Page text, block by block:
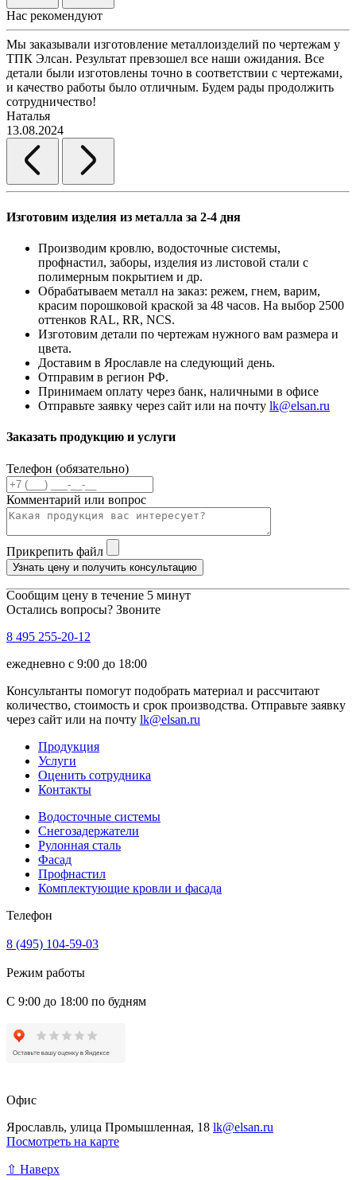
Нас рекомендуют
Мы заказывали изготовление металлоизделий по чертежам у
ТПК Элсан. Результат превзошел все наши ожидания. Все
детали были изготовлены точно в соответствии с чертежами,
и качество работы было отличным. Будем рады продолжить
сотрудничество!
Наталья
13.08.2024
Изготовим изделия из металла за 2-4 дня
Производим кровлю, водосточные системы,
профнастил, заборы, изделия из листовой стали с
полимерным покрытием и др.
Обрабатываем металл на заказ: режем, гнем, варим,
красим порошковой краской за 48 часов. На выбор 2500
оттенков RAL, RR, NCS.
Изготовим детали по чертежам нужного вам размера и
цвета.
Доставим в Ярославле на следующий день.
Отправим в регион РФ.
Принимаем оплату через банк, наличными в офисе
Отправьте заявку через сайт или на почту lk@elsan.ru
Заказать продукцию и услуги
Телефон (обязательно)
Комментарий или вопрос
Прикрепить файл
Узнать цену и получить консультацию
Сообщим цену в течение 5 минут
Остались вопросы? Звоните
8 495 255-20-12
ежедневно с 9:00 до 18:00
Консультанты помогут подобрать материал и рассчитают
количество, стоимость и срок производства. Отправьте заявку
через сайт или на почту lk@elsan.ru
Продукция
Услуги
Оценить сотрудника
Контакты
Водосточные системы
Снегозадержатели
Рулонная сталь
Фасад
Профнастил
Комплектующие кровли и фасада
Телефон
8 (495) 104-59-03
Режим работы
С 9:00 до 18:00 по будням
Офис
Ярославль, улица Промышленная, 18 lk@elsan.ru
Посмотреть на карте
⇧ Наверх